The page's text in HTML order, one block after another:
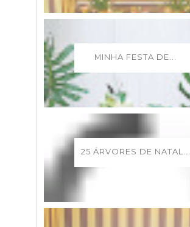
MINHA FESTA DE...
25 ÁRVORES DE NATAL...